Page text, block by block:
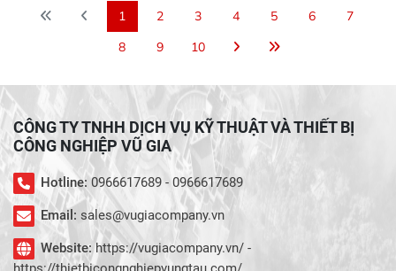
1 2 3 4 5 6
7
8
9 10
CÔNG TY TNHH DỊCH VỤ KỸ THUẬT VÀ THIẾT BỊ
CÔNG NGHIỆP VŨ GIA
Hotline: 0966617689 - 0966617689
Email: sales@vugiacompany.vn
Website: https://vugiacompany.vn/ -